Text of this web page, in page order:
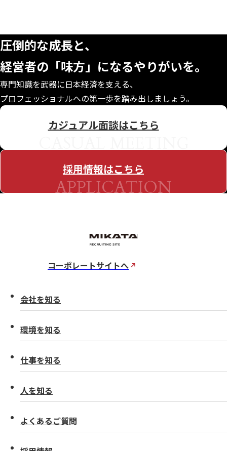
圧倒的な成長と、
経営者の「味方」になるやりがいを。
CONTACT
専門知識を武器に日本経済を支える、
プロフェッショナルへの第一歩を踏み出しましょう。
カジュアル面談はこちら
CASUAL MEETING
採用情報はこちら
APPLICATION
コーポレートサイトへ
会社を知る
環境を知る
仕事を知る
人を知る
よくあるご質問